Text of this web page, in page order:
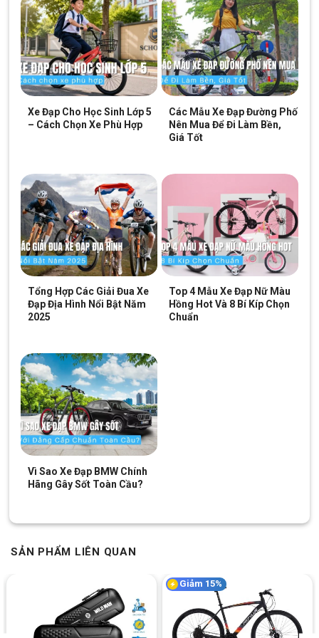
Xe Đạp Cho Học Sinh Lớp 5
– Cách Chọn Xe Phù Hợp
Các Mẫu Xe Đạp Đường Phố
Nên Mua Để Đi Làm Bền,
Giá Tốt
Tổng Hợp Các Giải Đua Xe
Đạp Địa Hình Nổi Bật Năm
2025
Top 4 Mẫu Xe Đạp Nữ Màu
Hồng Hot Và 8 Bí Kíp Chọn
Chuẩn
Vì Sao Xe Đạp BMW Chính
Hãng Gây Sốt Toàn Cầu?
SẢN PHẨM LIÊN QUAN
Giảm 15%